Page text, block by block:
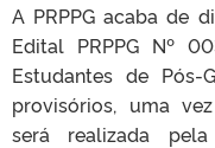
A PRPPG acaba de
Edital PRPPG Nº
Estudantes de Pós-
provisórios, uma
será realizada